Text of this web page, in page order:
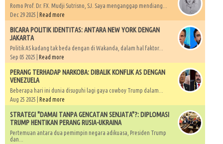
Romo Prof. Dr. FX. Mudji Sutrisno, SJ. Saya menganggap mendiang...
Dec 29 2025 | Read more
BICARA POLITIK IDENTITAS: ANTARA NEW YORK DENGAN
JAKARTA
Politik AS kadang tak beda dengan di Wakanda, dalam hal faktor...
Sep 05 2025 | Read more
PERANG TERHADAP NARKOBA: DIBALIK KONFLIK AS DENGAN
VENEZUELA
Beberapa hari ini dunia disuguhi lagi gaya cowboy Trump dalam...
Aug 25 2025 | Read more
STRATEGI "DAMAI TANPA GENCATAN SENJATA"?: DIPLOMASI
TRUMP HENTIKAN PERANG RUSIA-UKRAINA
Pertemuan antara dua pemimpin negara adikuasa, Presiden Trump
dan...